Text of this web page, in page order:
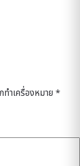
ำเครื่องหมาย *